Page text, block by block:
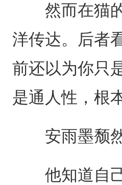
然而在猫的
洋传达。后者
前还以为你只
是通人性，根
安雨墨颓然
他知道自己